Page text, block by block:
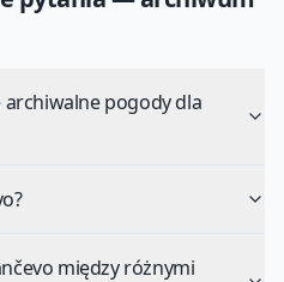
pogody dla
między różnymi